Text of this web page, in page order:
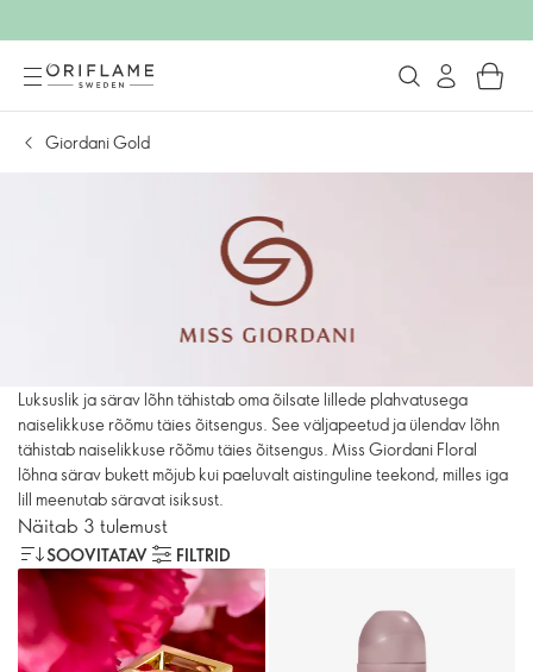
Giordani Gold
Luksuslik ja särav lõhn tähistab oma õilsate lillede plahvatusega
naiselikkuse rõõmu täies õitsengus. See väljapeetud ja ülendav lõhn
tähistab naiselikkuse rõõmu täies õitsengus. Miss Giordani Floral
lõhna särav bukett mõjub kui paeluvalt aistinguline teekond, milles iga
lill meenutab säravat isiksust.
Näitab 3 tulemust
SOOVITATAV FILTRID